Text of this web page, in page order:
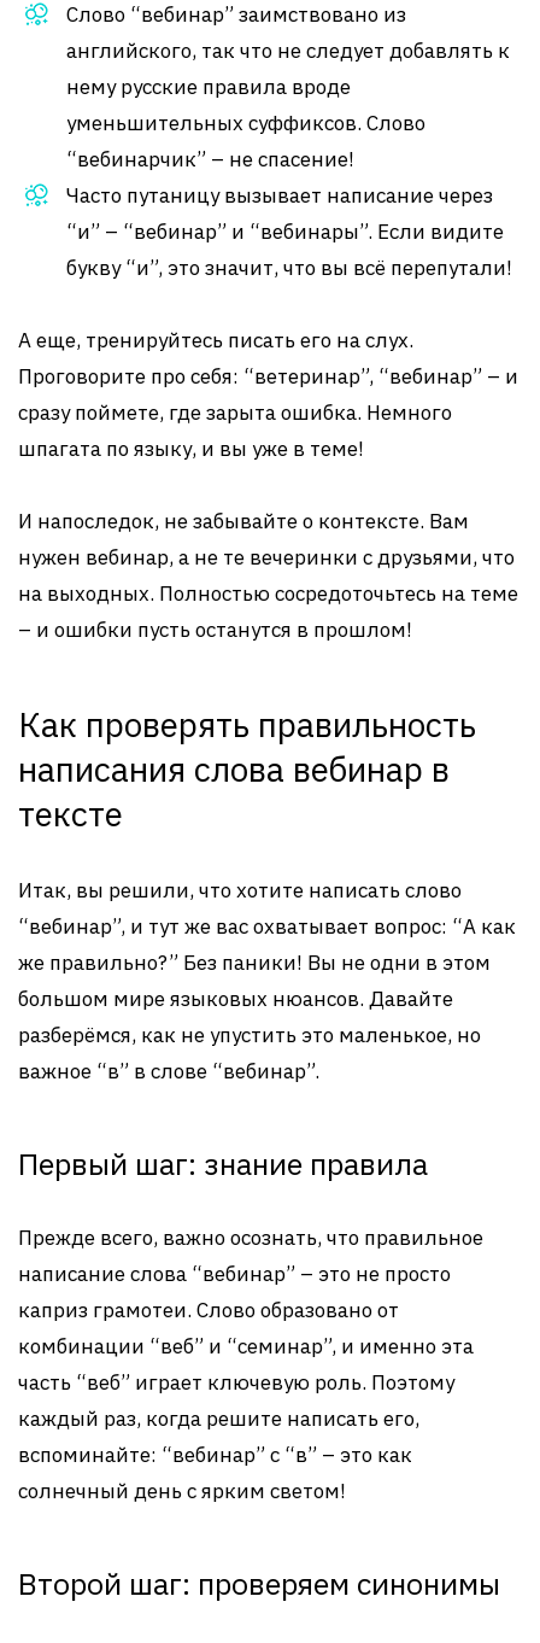
Слово “вебинар” заимствовано из
английского, так что не следует добавлять к
нему русские правила вроде
уменьшительных суффиксов. Слово
“вебинарчик” – не спасение!
Часто путаницу вызывает написание через
“и” – “вебинар” и “вебинары”. Если видите
букву “и”, это значит, что вы всё перепутали!
А еще, тренируйтесь писать его на слух.
Проговорите про себя: “ветеринар”, “вебинар” – и
сразу поймете, где зарыта ошибка. Немного
шпагата по языку, и вы уже в теме!
И напоследок, не забывайте о контексте. Вам
нужен вебинар, а не те вечеринки с друзьями, что
на выходных. Полностью сосредоточьтесь на теме
– и ошибки пусть останутся в прошлом!
Как проверять правильность
написания слова вебинар в
тексте
Итак, вы решили, что хотите написать слово
“вебинар”, и тут же вас охватывает вопрос: “А как
же правильно?” Без паники! Вы не одни в этом
большом мире языковых нюансов. Давайте
разберёмся, как не упустить это маленькое, но
важное “в” в слове “вебинар”.
Первый шаг: знание правила
Прежде всего, важно осознать, что правильное
написание слова “вебинар” – это не просто
каприз грамотеи. Слово образовано от
комбинации “веб” и “семинар”, и именно эта
часть “веб” играет ключевую роль. Поэтому
каждый раз, когда решите написать его,
вспоминайте: “вебинар” с “в” – это как
солнечный день с ярким светом!
Второй шаг: проверяем синонимы